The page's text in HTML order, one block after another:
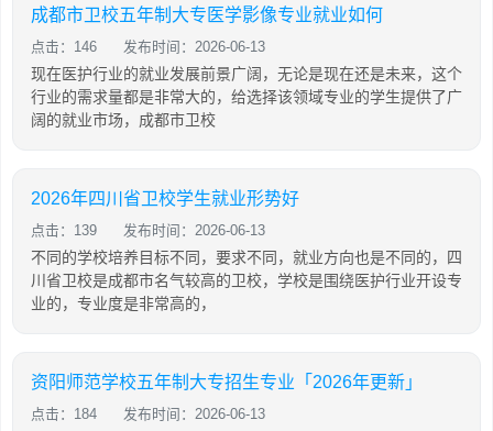
成都市卫校五年制大专医学影像专业就业如何
点击：146 发布时间：2026-06-13
现在医护行业的就业发展前景广阔，无论是现在还是未来，这个
行业的需求量都是非常大的，给选择该领域专业的学生提供了广
阔的就业市场，成都市卫校
2026年四川省卫校学生就业形势好
点击：139 发布时间：2026-06-13
不同的学校培养目标不同，要求不同，就业方向也是不同的，四
川省卫校是成都市名气较高的卫校，学校是围绕医护行业开设专
业的，专业度是非常高的，
资阳师范学校五年制大专招生专业「2026年更新」
点击：184 发布时间：2026-06-13